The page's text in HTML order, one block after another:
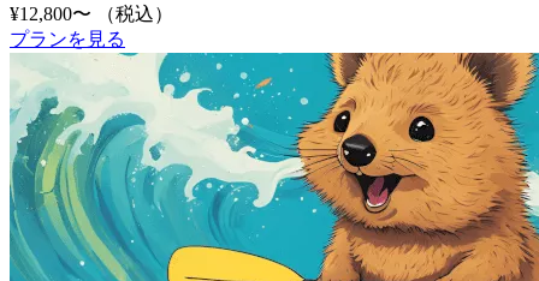
¥12,800〜
（税込）
プランを見る